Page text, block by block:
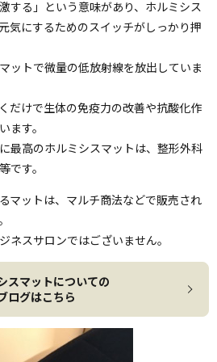
する」という意味があり、ホルミシス
気にするためのスイッチがしっかり押
ットで微量の低放射線を放出していま
だけで生体の免疫力の改善や抗酸化作
ます。
最高のホルミシスマットは、整形外科
です。
マットは、マルチ商法などで販売され
ネスサロンではございません。
スマットについての
ログはこちら